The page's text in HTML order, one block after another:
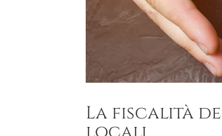
La fiscalità